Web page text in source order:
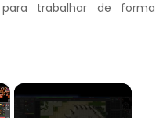
trabalhar de forma